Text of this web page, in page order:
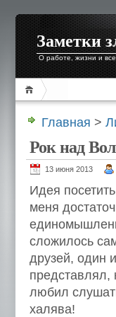
Заметки
О работе, жизни и
Главная >
Рок над
13 июня 2013
Идея
меня
сложилось
друзей, один
представлял,
любил
халява!